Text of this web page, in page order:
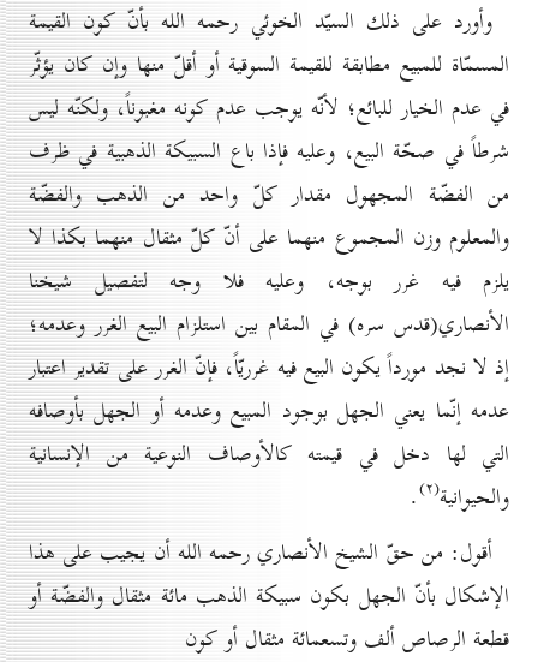
وأورد على ذلك السيّد الخوئي رحمه الله بأنّ كون القيمة
المسمّاة للمبيع مطابقة للقيمة السوقية أو أقلّ منها وإن كان يؤثّر
في عدم الخيار للبائع؛ لأنّه يوجب عدم كونه مغبوناً، ولكنّه ليس
شرطاً في صحّة البيع، وعليه فإذا باع السبيكة الذهبية في ظرف
من الفضّة المجهول مقدار كلّ واحد من الذهب والفضّة
والمعلوم وزن المجموع منهما على أنّ كلّ مثقال منهما بكذا لا
يلزم فيه غرر بوجه، وعليه فلا وجه لتفصيل شيخنا
الأنصاري(قدس سره) في المقام بين استلزام البيع الغرر وعدمه؛
إذ لا نجد مورداً يكون البيع فيه غرريّاً، فإنّ الغرر على تقدير اعتبار
عدمه إنّما يعني الجهل بوجود المبيع وعدمه أو الجهل بأوصافه
التي لها دخل في قيمته كالأوصاف النوعية من الإنسانية
والحيوانية(۲) .
أقول: من حقّ الشيخ الأنصاري رحمه الله أن يجيب على هذا
الإشكال بأنّ الجهل بكون سبيكة الذهب مائة مثقال والفضّة أو
قطعة الرصاص ألف وتسعمائة مثقال أو كون